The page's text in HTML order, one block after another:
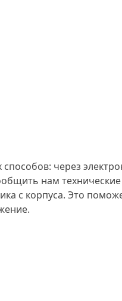
через
нам технические
с корпуса. Это